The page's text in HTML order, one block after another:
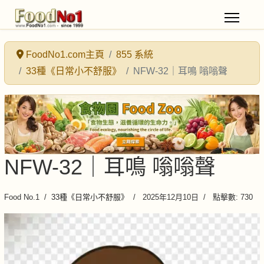
FoodNo1.com主頁
855 系統
33種《日常小不舒服》
NFW-32｜耳鳴 嗡嗡聲
NFW-32｜耳鳴 嗡嗡聲
Food No.1 33種《日常小不舒服》 2025年12月10日 點擊數: 730